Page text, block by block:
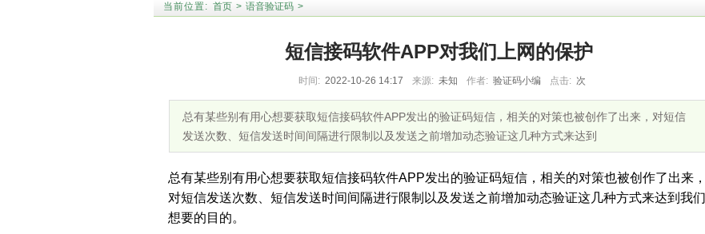
当前位置: 首页 > 语音验证码 >
短信接码软件APP对我们上网的保护
时间: 2022-10-26 14:17 来源: 未知 作者: 验证码小编 点击: 次
总有某些别有用心想要获取短信接码软件APP发出的验证码短信，相关的对策也被创作了出来，对短信
发送次数、短信发送时间间隔进行限制以及发送之前增加动态验证这几种方式来达到
总有某些别有用心想要获取短信接码软件APP发出的验证码短信，相关的对策也被创作了出来，
对短信发送次数、短信发送时间间隔进行限制以及发送之前增加动态验证这几种方式来达到我们
想要的目的。